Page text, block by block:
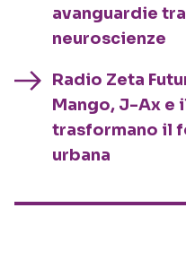
avanguardie
neuroscienze
Radio Zeta
Mango, J-Ax e
trasformano il
urbana